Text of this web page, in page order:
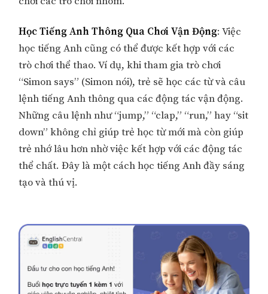
Học Tiếng Anh Thông Qua Chơi Vận Động: Việc
học tiếng Anh cũng có thể được kết hợp với các
trò chơi thể thao. Ví dụ, khi tham gia trò chơi
“Simon says” (Simon nói), trẻ sẽ học các từ và câu
lệnh tiếng Anh thông qua các động tác vận động.
Những câu lệnh như “jump,” “clap,” “run,” hay “sit
down” không chỉ giúp trẻ học từ mới mà còn giúp
trẻ nhớ lâu hơn nhờ việc kết hợp với các động tác
thể chất. Đây là một cách học tiếng Anh đầy sáng
tạo và thú vị.